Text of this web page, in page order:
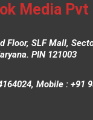
Media Pvt
Floor, SLF Mall,
PIN 121003
Mobile : +91